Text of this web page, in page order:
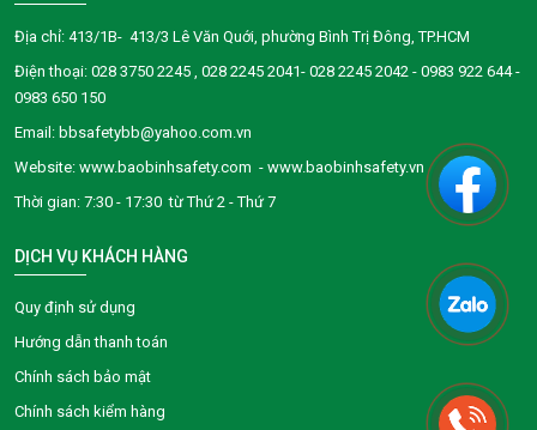
Địa chỉ: 413/1B- 413/3 Lê Văn Quới, phường Bình Trị Đông, TP.HCM
Điện thoại: 028 3750 2245 , 028 2245 2041- 028 2245 2042 - 0983 922 644 -
0983 650 150
Email: bbsafetybb@yahoo.com.vn
Website: www.baobinhsafety.com - www.baobinhsafety.vn
Thời gian: 7:30 - 17:30 từ Thứ 2 - Thứ 7
DỊCH VỤ KHÁCH HÀNG
Quy định sử dụng
Hướng dẫn thanh toán
Chính sách bảo mật
Chính sách kiểm hàng